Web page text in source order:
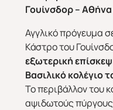
Χριστούγεννα &
Γουίνσδορ – Αθήνα
Αγγλικό πρόγευμα
Κάστρο του
εξωτερική
Βασιλικό κολέγιο
Το περιβάλλον του
αψιδωτούς πύργους